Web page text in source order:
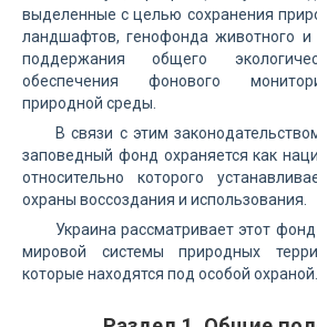
выделенные с целью сохранения
ландшафтов, генофонда животного и
поддержания общего
обеспечения фонового
природной среды.
В связи с этим
заповедный фонд охраняется как
относительно которого
охраны воссоздания и использования.
Украина рассматривает этот
мировой системы природных
которые находятся под особой охраной.